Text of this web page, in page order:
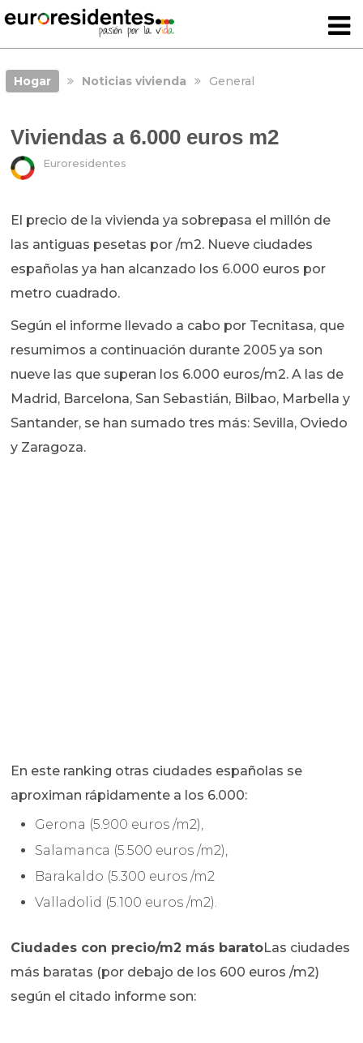
Hogar Noticias vivienda General
Viviendas a 6.000 euros m2
Euroresidentes
El precio de la vivienda ya sobrepasa el millón de
las antiguas pesetas por /m2. Nueve ciudades
españolas ya han alcanzado los 6.000 euros por
metro cuadrado.
Según el informe llevado a cabo por Tecnitasa, que
resumimos a continuación durante 2005 ya son
nueve las que superan los 6.000 euros/m2. A las de
Madrid, Barcelona, San Sebastián, Bilbao, Marbella y
Santander, se han sumado tres más: Sevilla, Oviedo
y Zaragoza.
En este ranking otras ciudades españolas se
aproximan rápidamente a los 6.000:
Gerona (5.900 euros /m2),
Salamanca (5.500 euros /m2),
Barakaldo (5.300 euros /m2
Valladolid (5.100 euros /m2).
Ciudades con precio/m2 más baratoLas ciudades
más baratas (por debajo de los 600 euros /m2)
según el citado informe son: